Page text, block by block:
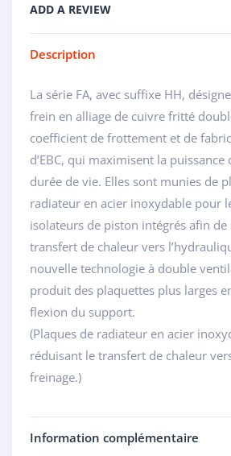
ADD A REVIEW
Description
La série FA, avec suffixe HH,
frein en alliage de cuivre fritté
coefficient de frottement et de
d’EBC, qui maximisent la puissance
durée de vie. Elles sont munies de
radiateur en acier inoxydable pour
isolateurs de piston intégrés afin
transfert de chaleur vers
nouvelle technologie à double
produit des plaquettes plus larges
flexion du support.
(Plaques de radiateur en acier
réduisant le transfert de chaleur
freinage.)
Information complémentaire